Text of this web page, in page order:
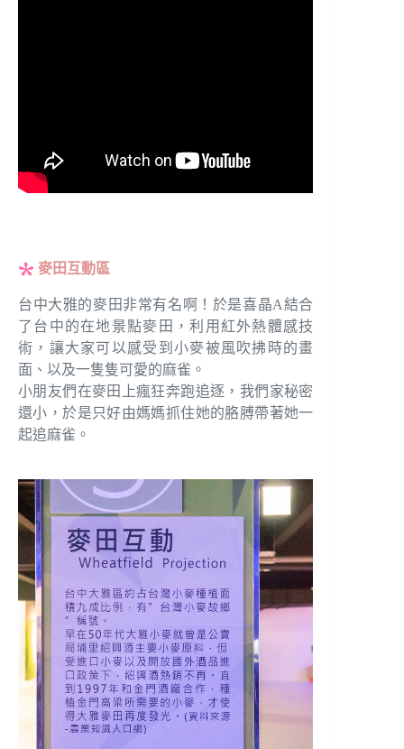
麥田互動區
台中大雅的麥田非常有名啊！於是喜晶A結合
了台中的在地景點麥田，利用紅外熱體感技
術，讓大家可以感受到小麥被風吹拂時的畫
面、以及一隻隻可愛的麻雀。
小朋友們在麥田上瘋狂奔跑追逐，我們家秘密
還小，於是只好由媽媽抓住她的胳膊帶著她一
起追麻雀。